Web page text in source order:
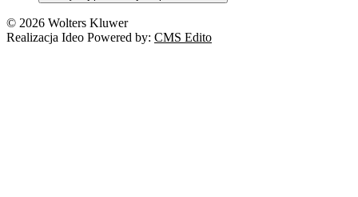
© 2026 Wolters Kluwer
Realizacja Ideo Powered by: CMS Edito